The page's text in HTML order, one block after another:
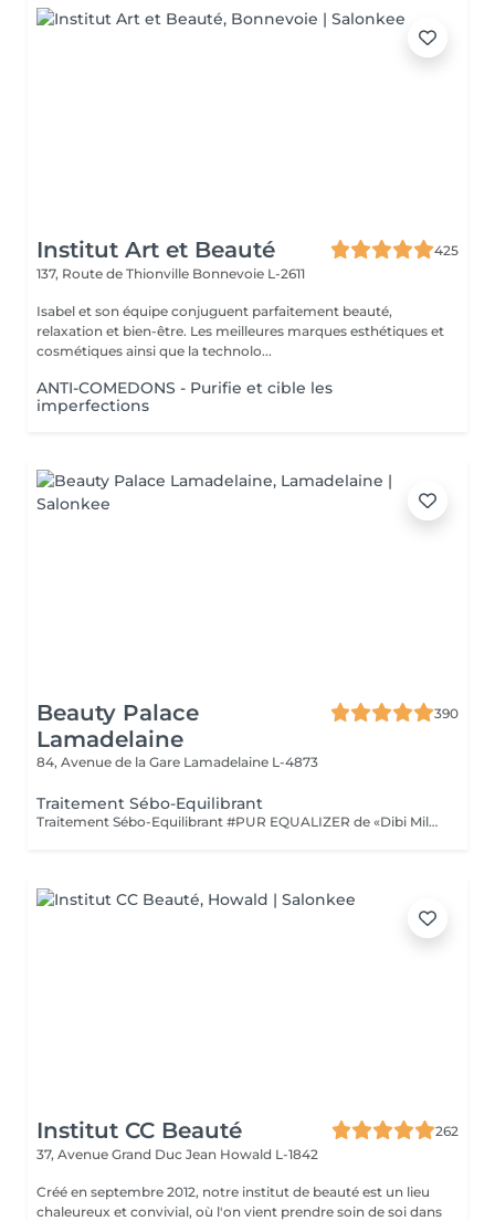
Institut Art et Beauté
425
137, Route de Thionville Bonnevoie L-2611
Isabel et son équipe conjuguent parfaitement beauté,
relaxation et bien-être. Les meilleures marques esthétiques et
cosmétiques ainsi que la technolo...
ANTI-COMEDONS - Purifie et cible les
imperfections
Beauty Palace
Lamadelaine
390
84, Avenue de la Gare Lamadelaine L-4873
Traitement Sébo-Equilibrant
Traitement Sébo-Equilibrant #PUR EQUALIZER de «Dibi Milano» grâce aux performances de ses principes actifs innovants, il est en mesure de régulariser l'excès de sébum, en procurant un effet matifiant et en réduisant visiblement les pores dilatés, le grain de peau est affiné. Ce soin aide à matifier la peau tout en la maintenant hydratée et protégée. (Masque bio-cellulose)
Institut CC Beauté
262
37, Avenue Grand Duc Jean Howald L-1842
Créé en septembre 2012, notre institut de beauté est un lieu
chaleureux et convivial, où l'on vient prendre soin de soi dans